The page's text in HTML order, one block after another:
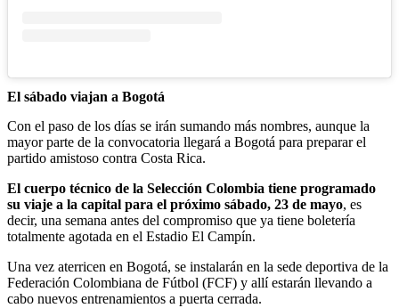
El sábado viajan a Bogotá
Con el paso de los días se irán sumando más nombres, aunque la
mayor parte de la convocatoria llegará a Bogotá para preparar el
partido amistoso contra Costa Rica.
El cuerpo técnico de la Selección Colombia tiene programado
su viaje a la capital para el próximo sábado, 23 de mayo, es
decir, una semana antes del compromiso que ya tiene boletería
totalmente agotada en el Estadio El Campín.
Una vez aterricen en Bogotá, se instalarán en la sede deportiva de la
Federación Colombiana de Fútbol (FCF) y allí estarán llevando a
cabo nuevos entrenamientos a puerta cerrada.